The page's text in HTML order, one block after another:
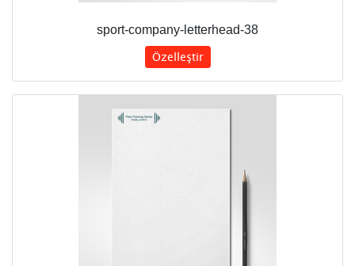
sport-company-letterhead-38
Özelleştir